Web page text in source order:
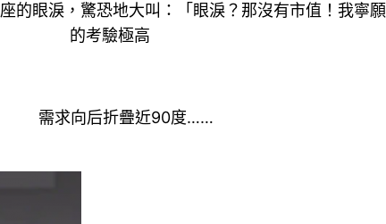
座的眼淚，驚恐地大叫：「眼淚？那沒有市值！我寧願
的考驗極高
需求向后折疊近90度……